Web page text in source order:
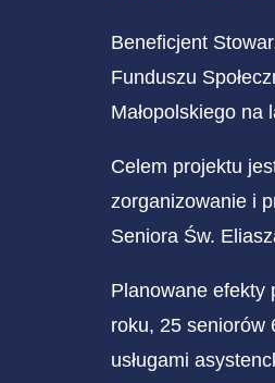
Beneficjent
Funduszu
Małopolskiego na
Celem projektu
zorganizowanie i
Seniora Św.
Planowane efekty
roku, 25 seniorów
usługami